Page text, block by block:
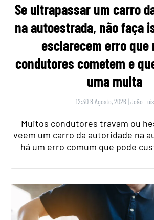
Se ultrapassar um carro
na autoestrada, não faça
esclarecem erro que
condutores cometem e
uma multa
12:30 8 Agosto, 2026 |João Luís
Muitos condutores travam ou
veem um carro da autoridade na
há um erro comum que pode